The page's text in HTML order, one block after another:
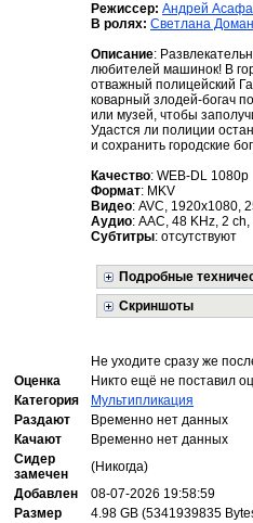
Режиссер: Андрей
В ролях: Светлана
Описание:
любителей машинок! В
отважный полицейский
коварный злодей-богач
или музей, чтобы
Удастся ли полиции
и сохранить городские
Качество: WEB-DL 1080p
Формат: MKV
Видео: AVC, 1920x1080,
Аудио: AAC, 48 KHz, 2
Субтитры: отсутствуют
Подробные
Скриншоты
Не уходите сразу же
Оценка
Никто ещё не поставил
Категория
Мультипликация
Раздают
Временно нет данных
Качают
Временно нет данных
Сидер
замечен
(Никогда)
Добавлен
08-07-2026 19:58:59
Размер
4.98 GB (5341939835